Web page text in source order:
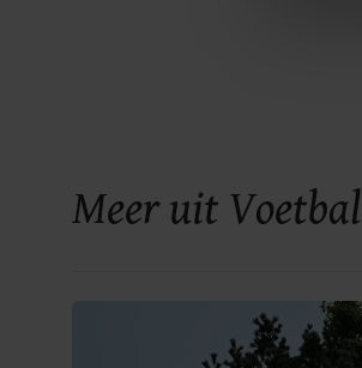
Meer uit Voetbal